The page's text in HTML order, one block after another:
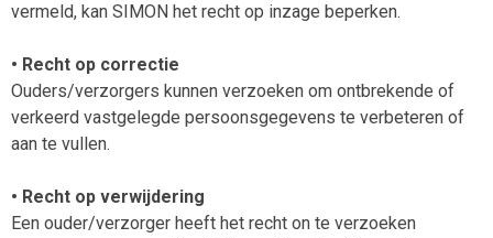
vermeld, kan SIMON het recht op inzage beperken.
• Recht op correctie
Ouders/verzorgers kunnen verzoeken om ontbrekende of
verkeerd vastgelegde persoonsgegevens te verbeteren of
aan te vullen.
• Recht op verwijdering
Een ouder/verzorger heeft het recht on te verzoeken